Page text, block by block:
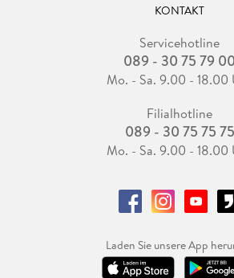
KONTAKT
Servicehotline
089 - 30 75 79 00
Mo. - Sa. 9.00 - 18.00
Filialhotline
089 - 30 75 75 75
Mo. - Sa. 9.00 - 18.00
Laden Sie unsere App